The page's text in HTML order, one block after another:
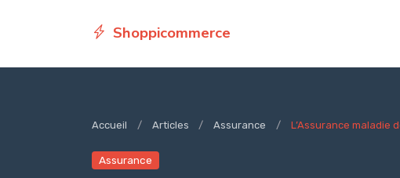
Shoppicommerce
Accueil Articles Assurance L’Assurance maladie
Assurance